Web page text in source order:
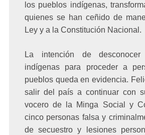
los pueblos indígenas,
quienes se han ceñido de
Ley y a la Constitución Nacional.
La intención de
indígenas para proceder a
pueblos queda en evidencia.
salir del país a continuar con
vocero de la Minga Social y
cinco personas falsa y
de secuestro y lesiones